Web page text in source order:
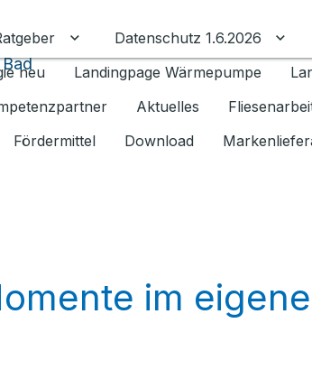
Untermenü für Ratgeber
Datenschutz 1.6.2026
neu Landingpage Wärmepumpe
Aktuelles
Fördermittel Download
im